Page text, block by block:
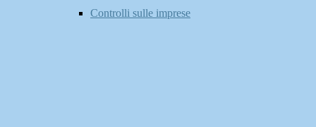
Controlli sulle imprese